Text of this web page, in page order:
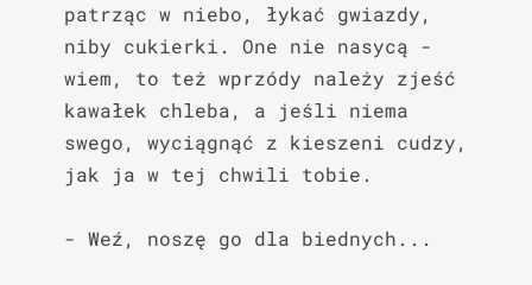
patrząc w niebo, łykać gwiazdy,
niby cukierki. One nie nasycą -
wiem, to też wprzódy należy zjeść
kawałek chleba, a jeśli niema
swego, wyciągnąć z kieszeni cudzy,
jak ja w tej chwili tobie.
- Weź, noszę go dla biednych...